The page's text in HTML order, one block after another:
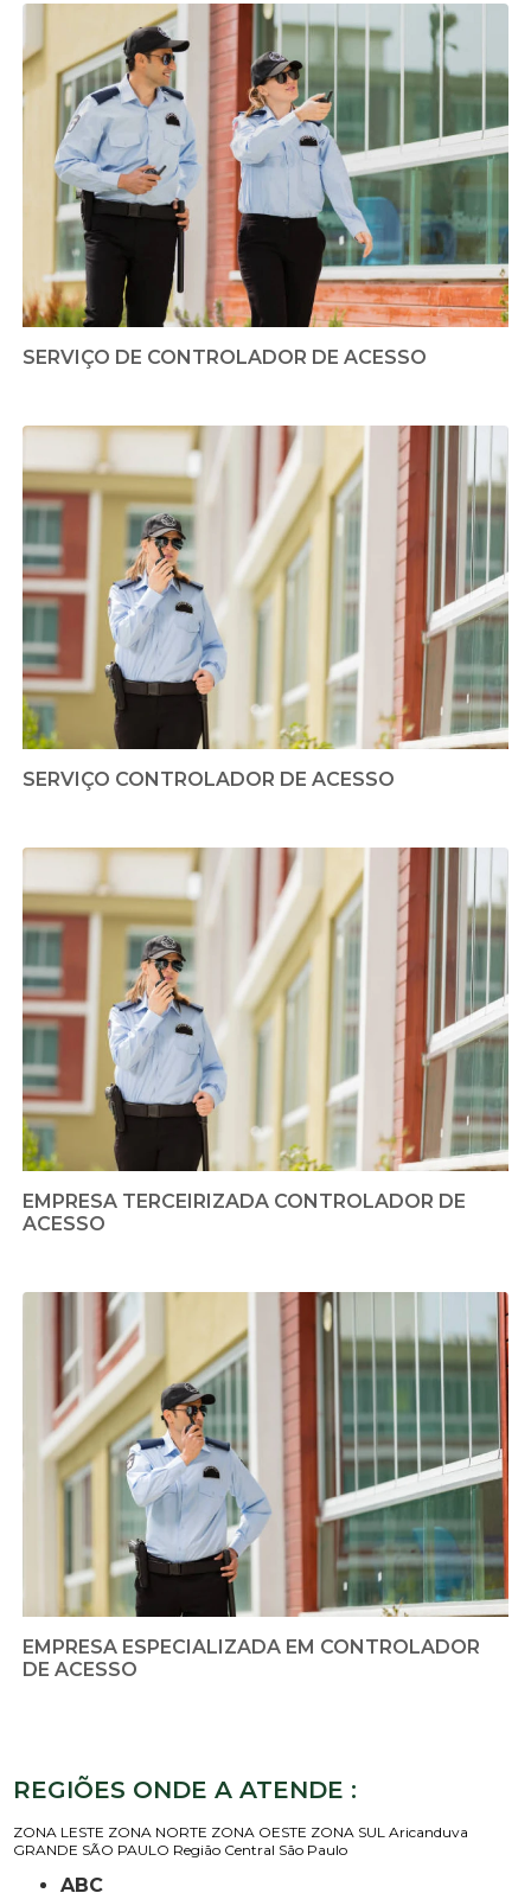
SERVIÇO DE CONTROLADOR DE ACESSO
SERVIÇO CONTROLADOR DE ACESSO
EMPRESA TERCEIRIZADA CONTROLADOR DE
ACESSO
EMPRESA ESPECIALIZADA EM CONTROLADOR
DE ACESSO
REGIÕES ONDE A ATENDE :
ZONA LESTE ZONA NORTE ZONA OESTE ZONA SUL Aricanduva
GRANDE SÃO PAULO Região Central São Paulo
ABC